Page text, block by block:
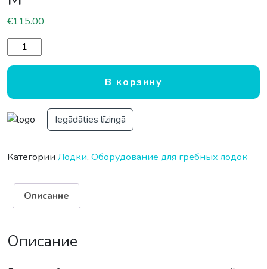
€115.00
Количество товара СУМКА ДЛЯ РЫБЫ FEELFREE M
В корзину
Iegādāties līzingā
Категории Лодки, Оборудование для гребных лодок
Описание
Описание